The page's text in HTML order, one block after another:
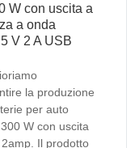
W con uscita a
a onda
V 2 A USB
la produzione
per auto
W con uscita
Il prodotto